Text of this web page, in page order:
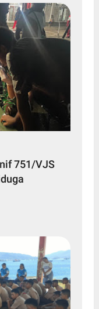
751/VJS